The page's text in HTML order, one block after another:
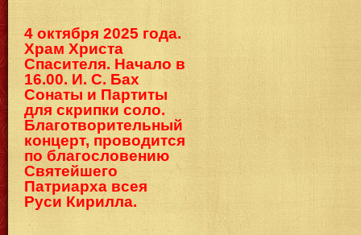
4 октября 2025 года.
Храм Христа
Спасителя. Начало в
16.00. И. С. Бах
Сонаты и Партиты
для скрипки соло.
Благотворительный
концерт, проводится
по благословению
Святейшего
Патриарха всея
Руси Кирилла.